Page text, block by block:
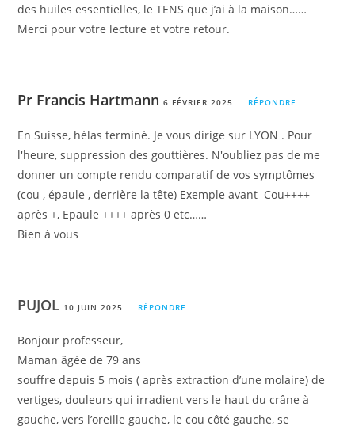
des huiles essentielles, le TENS que j’ai à la maison……
Merci pour votre lecture et votre retour.
Pr Francis Hartmann 6 FÉVRIER 2025 RÉPONDRE
En Suisse, hélas terminé. Je vous dirige sur LYON . Pour
l'heure, suppression des gouttières. N'oubliez pas de me
donner un compte rendu comparatif de vos symptômes
(cou , épaule , derrière la tête) Exemple avant Cou++++
après +, Epaule ++++ après 0 etc……
Bien à vous
PUJOL 10 JUIN 2025 RÉPONDRE
Bonjour professeur,
Maman âgée de 79 ans
souffre depuis 5 mois ( après extraction d’une molaire) de
vertiges, douleurs qui irradient vers le haut du crâne à
gauche, vers l’oreille gauche, le cou côté gauche, se